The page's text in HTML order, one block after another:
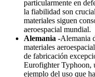
particularmente en
la fiabilidad son
materiales siguen
aeroespacial mundial.
Alemania -Alemania
materiales
de fabricación
Eurofighter Typhoon,
ejemplo del uso que